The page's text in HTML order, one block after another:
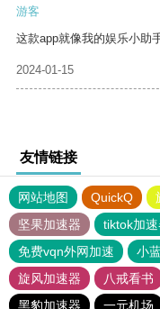
游客
这款app就像我的娱乐小助
2024-01-15
友情链接
网站地图 QuickQ
坚果加速器
tiktok加速
免费vqn外网加速
小
旋风加速器
八戒看书
黑豹加速器
一元机场